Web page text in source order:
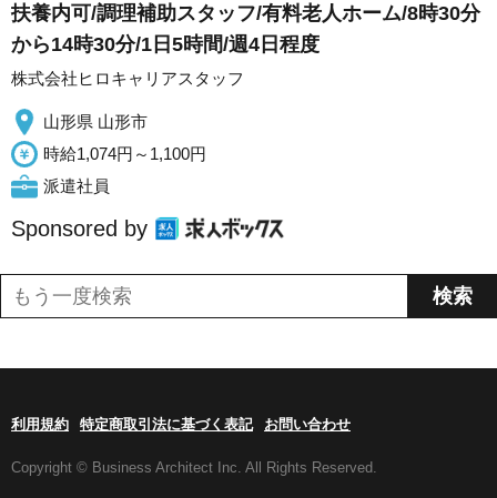
扶養内可/調理補助スタッフ/有料老人ホーム/8時30分
から14時30分/1日5時間/週4日程度
株式会社ヒロキャリアスタッフ
山形県 山形市
時給1,074円～1,100円
派遣社員
Sponsored by
利用規約 特定商取引法に基づく表記 お問い合わせ
Copyright © Business Architect Inc. All Rights Reserved.